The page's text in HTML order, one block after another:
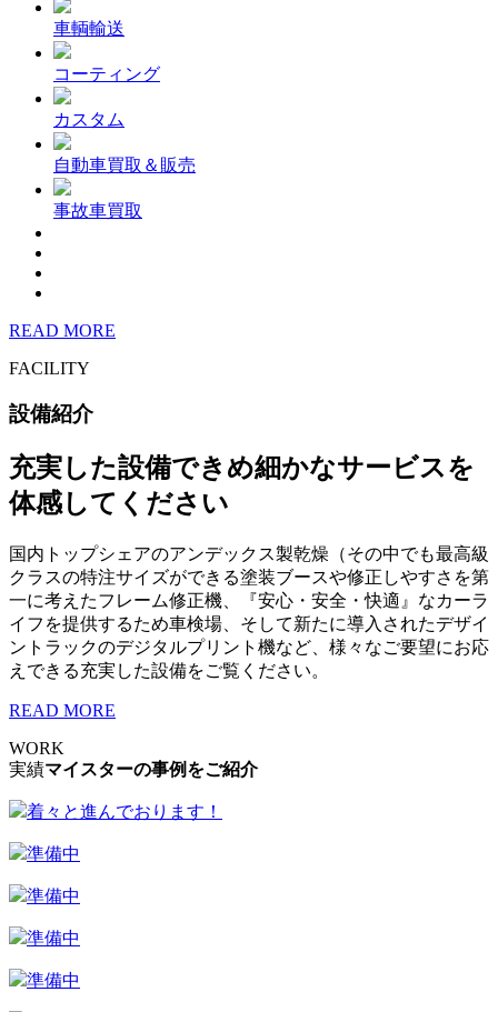
車輌輸送
コーティング
カスタム
自動車買取＆販売
事故車買取
READ MORE
FACILITY
設備紹介
充実した設備できめ細かなサービスを
体感してください
国内トップシェアのアンデックス製乾燥（その中でも最高級
クラスの特注サイズができる塗装ブースや修正しやすさを第
一に考えたフレーム修正機、『安心・安全・快適』なカーラ
イフを提供するため車検場、そして新たに導入されたデザイ
ントラックのデジタルプリント機など、様々なご要望にお応
えできる充実した設備をご覧ください。
READ MORE
WORK
実績マイスターの事例をご紹介
着々と進んでおります！
準備中
準備中
準備中
準備中